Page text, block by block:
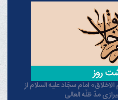
امام سجّاد علیه السلام از
مدّ ظلّه العالی